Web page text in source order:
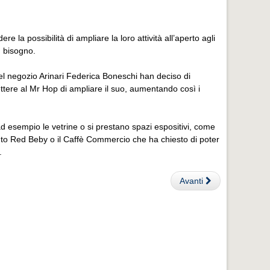
la possibilità di ampliare la loro attività all’aperto agli
negozio Arinari Federica Boneschi han deciso di
al Mr Hop di ampliare il suo, aumentando così i
esempio le vetrine o si prestano spazi espositivi, come
Red Beby o il Caffè Commercio che ha chiesto di poter
Avanti